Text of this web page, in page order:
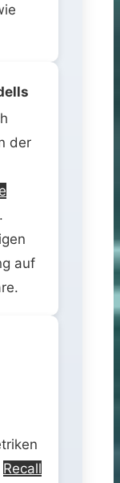
der
.
auf
Recall